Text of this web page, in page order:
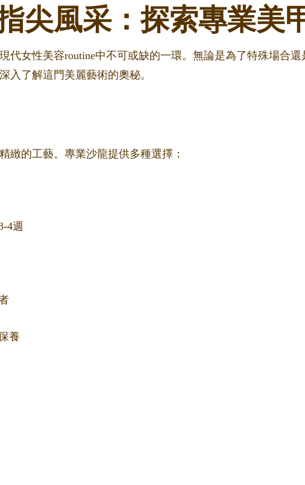
尖風采：探索專業美
代女性美容routine中不可或缺的一環。無論是為了特殊場合
入了解這門美麗藝術的奧秘。
緻的工藝。專業沙龍提供多種選擇：
4週
養